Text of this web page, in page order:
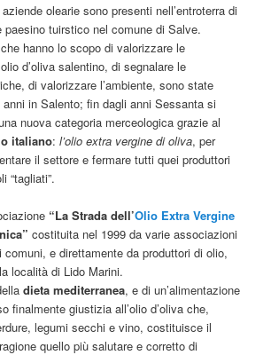
olearie sono presenti nell’entroterra di
paesino tuirstico nel comune di Salve.
hanno lo scopo di valorizzare le
d’oliva salentino, di segnalare le
di valorizzare l’ambiente, sono state
in Salento; fin dagli anni Sessanta si
nuova categoria merceologica grazie al
italiano:l’olio extra vergine di oliva, per
il settore e fermare tutti quei produttori
“tagliati”.
“La Strada dell’Olio Extra Vergine
costituita nel 1999 da varie associazioni
e direttamente da produttori di olio,
località di Lido Marini.
dieta mediterranea, e di un’alimentazione
finalmente giustizia all’olio d’oliva che,
legumi secchi e vino, costituisce il
quello più salutare e corretto di